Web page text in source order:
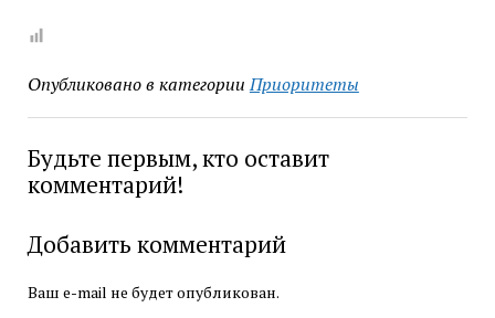
Опубликовано в категории Приоритеты
Будьте первым, кто оставит
комментарий!
Добавить комментарий
Ваш e-mail не будет опубликован.